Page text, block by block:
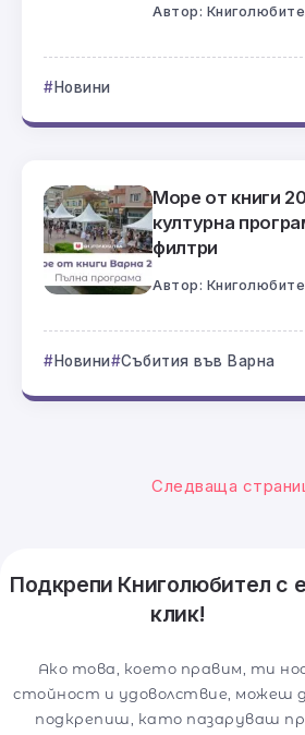
Автор:
Новини
Море от книги
културна
филтри
Автор:
Новини Събития във Варна
Следваща
Подкрепи Книголюбител с
клик!
Ако това, което правим, ти
стойност и удоволствие, можеш
подкрепиш, като пазаруваш